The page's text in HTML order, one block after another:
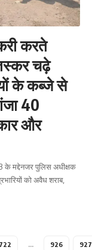
करते
चढ़े
के कब्जे से
40
और
के मद्देनजर पुलिस अधीक्षक
को अवैध शराब,
722 … 926 927